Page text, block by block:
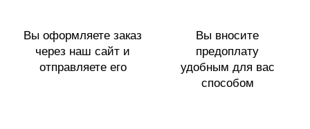
Вы оформляете заказ
через наш сайт и
отправляете его
Вы вносите
предоплату
удобным для вас
способом